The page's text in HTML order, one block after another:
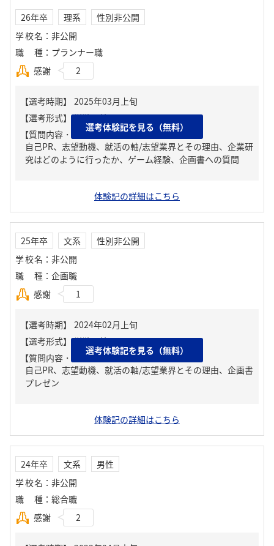
26年卒 理系
性別非公開
学校名 ： 非公開
職種 ： プランナー職
感謝
2
【質問内容・課題】
自己PR、志望動機、就活の軸/志望業界とその理由、企業研
究はどのように行ったか、ゲーム経験、企画書への質問
選考体験記を見る（無料）
体験記の詳細はこちら
25年卒 文系
性別非公開
学校名 ： 非公開
職種 ： 企画職
感謝
1
【質問内容・課題】
自己PR、志望動機、就活の軸/志望業界とその理由、企画書
プレゼン
選考体験記を見る（無料）
体験記の詳細はこちら
24年卒 文系
男性
学校名 ： 非公開
職種 ： 総合職
感謝
2